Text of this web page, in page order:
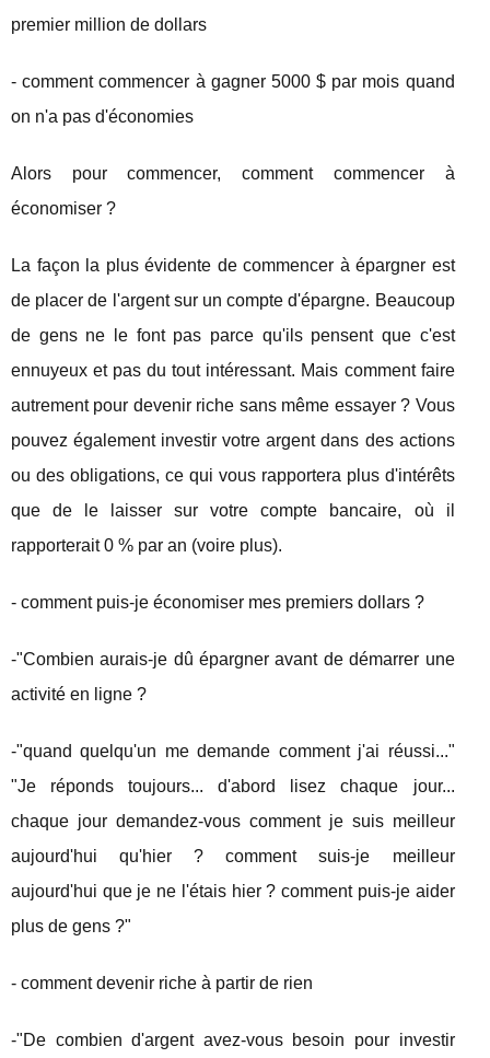
premier million de dollars
- comment commencer à gagner 5000 $ par mois quand
on n'a pas d'économies
Alors pour commencer, comment commencer à
économiser ?
La façon la plus évidente de commencer à épargner est
de placer de l'argent sur un compte d'épargne. Beaucoup
de gens ne le font pas parce qu'ils pensent que c'est
ennuyeux et pas du tout intéressant. Mais comment faire
autrement pour devenir riche sans même essayer ? Vous
pouvez également investir votre argent dans des actions
ou des obligations, ce qui vous rapportera plus d'intérêts
que de le laisser sur votre compte bancaire, où il
rapporterait 0 % par an (voire plus).
- comment puis-je économiser mes premiers dollars ?
-"Combien aurais-je dû épargner avant de démarrer une
activité en ligne ?
-"quand quelqu'un me demande comment j'ai réussi..."
"Je réponds toujours... d'abord lisez chaque jour...
chaque jour demandez-vous comment je suis meilleur
aujourd'hui qu'hier ? comment suis-je meilleur
aujourd'hui que je ne l'étais hier ? comment puis-je aider
plus de gens ?"
- comment devenir riche à partir de rien
-"De combien d'argent avez-vous besoin pour investir